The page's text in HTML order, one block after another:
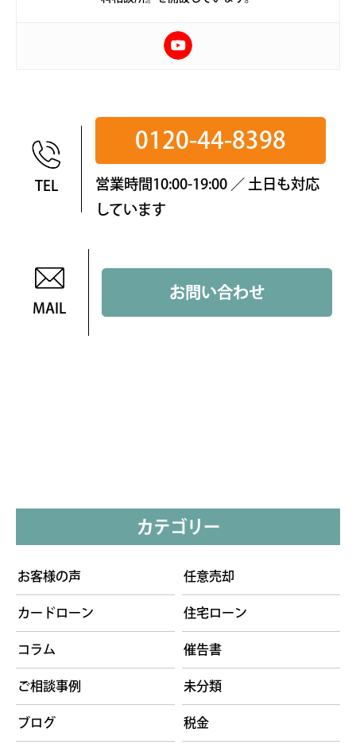
TEL
0120-44-8398
営業時間10:00-19:00 ／ 土日も対応
しています
MAIL
お問い合わせ
カテゴリー
お客様の声
カードローン
コラム
ご相談事例
ブログ
任意売却
住宅ローン
催告書
未分類
税金